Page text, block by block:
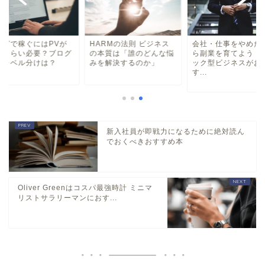
グで稼ぐにはPVが
くらい必要？ブログ
レベル分けは？
HARMの法則 ビジネス
の本質は「誰のどんな悩
みを解決するのか」
会社・仕事をやめた
ら副業を育てよう
ック型ビジネスがお
す...
新入社員が即戦力になるために絶対読ん
でおくべきおすすめ本
Oliver Greenはコスパ最強時計 ミニマ
リストサラリーマンにおす...